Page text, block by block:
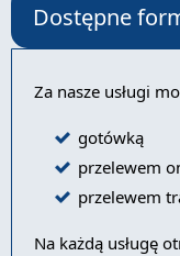
Dostępne
Za nasze usługi
gotówką
przelewem
przelewem
Na każdą usługę